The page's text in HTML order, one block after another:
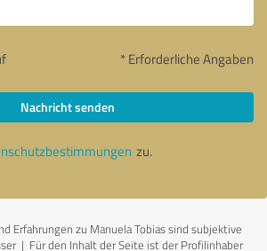
* Erforderliche Angaben
Nachricht senden
zu.
Erfahrungen zu Manuela Tobias sind subjektive
| Für den Inhalt der Seite ist der Profilinhaber